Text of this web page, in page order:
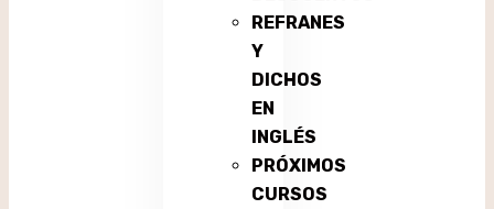
REFRANES
Y
DICHOS
EN
INGLÉS
PRÓXIMOS
CURSOS